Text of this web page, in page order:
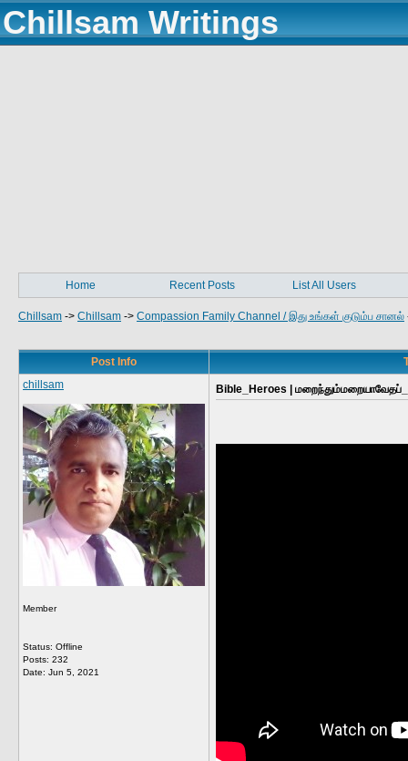
Chillsam Writings
Home Recent Posts List All Users
Chillsam -> Chillsam -> Compassion Family Channel / இது உங்கள் குடும்ப சானல்
Post Info
chillsam
Member
Status: Offline
Posts: 232
Date: Jun 5, 2021
Bible_Heroes |